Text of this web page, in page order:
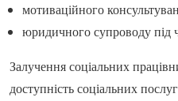
мотиваційного
юридичного супроводу під
Залучення соціальних
доступність соціальних